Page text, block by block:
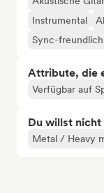
Instrumental
Sync-freundlich
Attribute, die
Verfügbar auf
Du willst nicht
Metal / Heavy